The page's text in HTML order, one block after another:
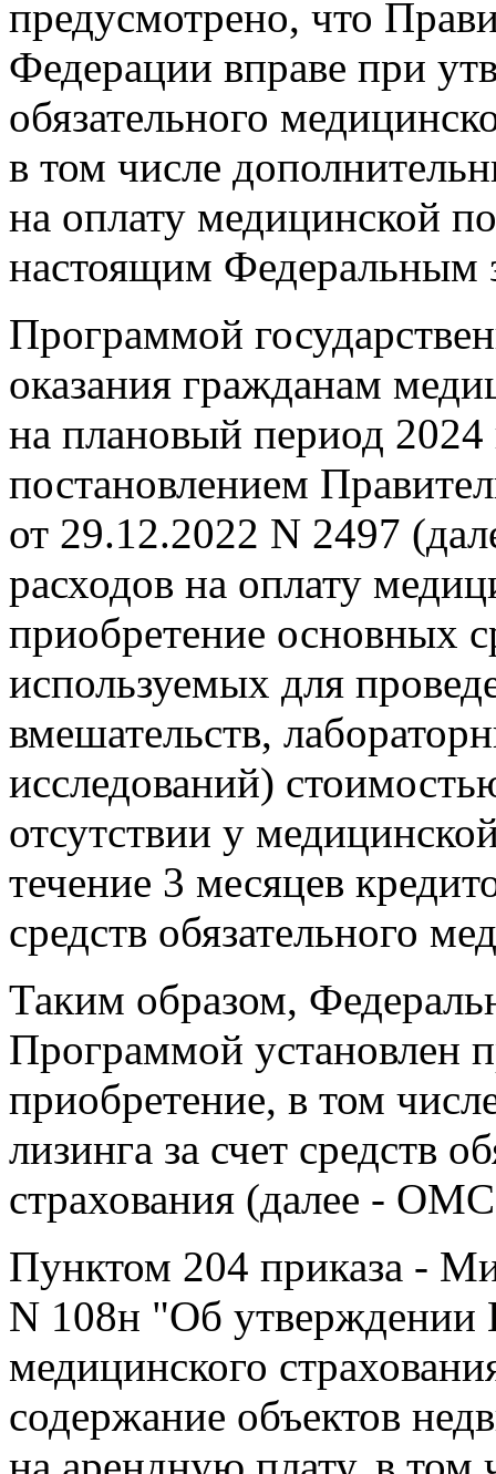
предусмотрено, что
Федерации вправе при
обязательного
в том числе
на оплату медицинской
настоящим Федеральным
Программой
оказания гражданам
на плановый период
постановлением
от 29.12.2022 N 2497
расходов на оплату
приобретение основных
используемых для
вмешательств,
исследований)
отсутствии у
течение 3 месяцев
средств обязательного
Таким образом,
Программой установлен
приобретение, в том
лизинга за счет средств
страхования (далее -
Пунктом 204 приказа -
N 108н "Об утверждении
медицинского
содержание объектов